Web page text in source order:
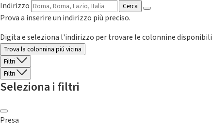
Indirizzo
Cerca
Prova a inserire un indirizzo più preciso.
Digita e seleziona l'indirizzo per trovare le colonnine disponibili
Trova la colonnina piú vicina
Filtri
Filtri
Seleziona i filtri
Presa